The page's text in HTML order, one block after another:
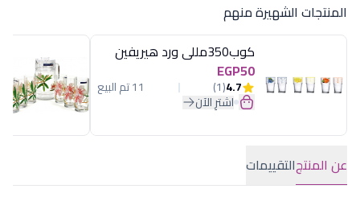
المنتجات الشهيرة منهم
كوب350مللى ورد هيريفين
EGP50
4.7
(1) 11 تم البيع
اشترِ الآن
عن المنتجالتقييمات